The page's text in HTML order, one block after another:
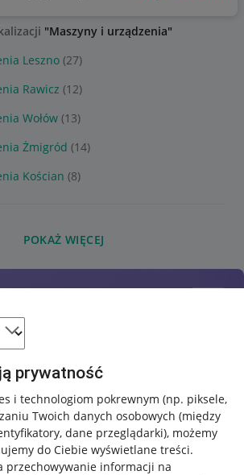
prywatność
i technologiom pokrewnym (np. piksele,
Twoich danych osobowych (między
dane przeglądarki), możemy
do Ciebie wyświetlane treści.
przechowywanie informacji na
"Maszyny i urządzenia"
Leszno (27)
Rawicz (12)
Wołów (13)
Żmigród (14)
Kościan (8)
POKAŻ WIĘCEJ